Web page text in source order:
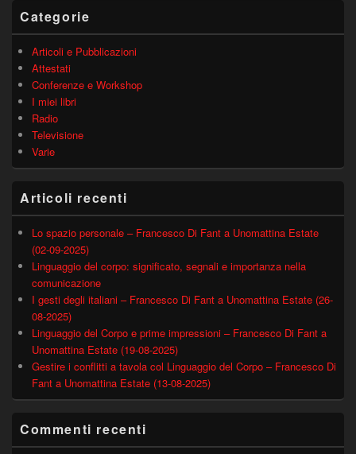
Categorie
Articoli e Pubblicazioni
Attestati
Conferenze e Workshop
I miei libri
Radio
Televisione
Varie
Articoli recenti
Lo spazio personale – Francesco Di Fant a Unomattina Estate
(02-09-2025)
Linguaggio del corpo: significato, segnali e importanza nella
comunicazione
I gesti degli italiani – Francesco Di Fant a Unomattina Estate (26-
08-2025)
Linguaggio del Corpo e prime impressioni – Francesco Di Fant a
Unomattina Estate (19-08-2025)
Gestire i conflitti a tavola col Linguaggio del Corpo – Francesco Di
Fant a Unomattina Estate (13-08-2025)
Commenti recenti